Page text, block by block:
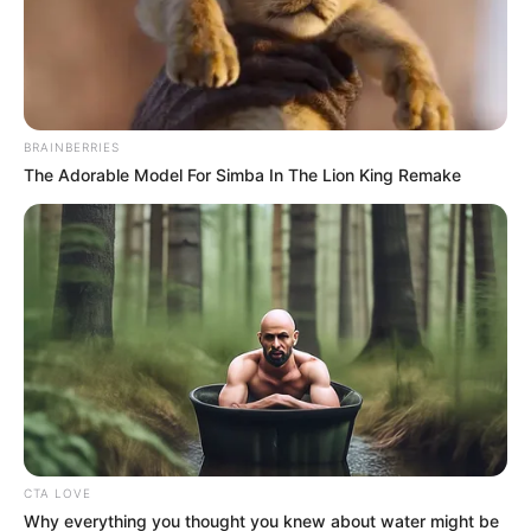
BRAINBERRIES
The Adorable Model For Simba In The Lion King Remake
CTA LOVE
Why everything you thought you knew about water might be